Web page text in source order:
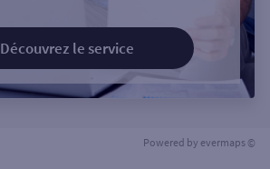
Découvrez le service
Powered by evermaps ©